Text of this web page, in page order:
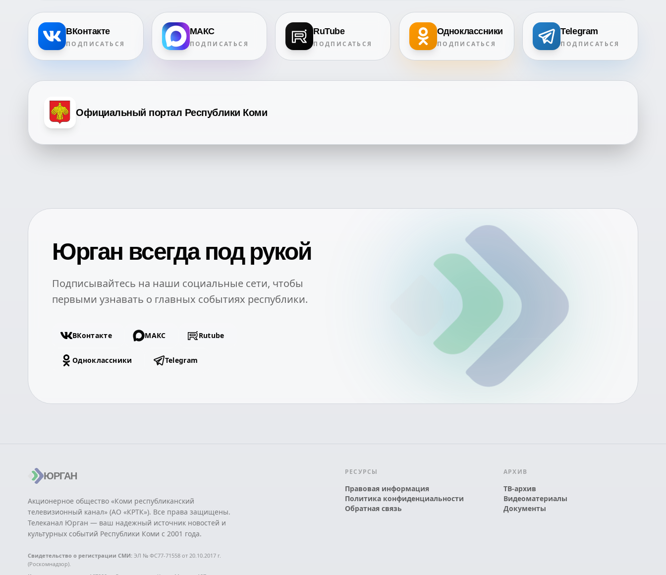
ВКонтакте
ПОДПИСАТЬСЯ
МАКС
ПОДПИСАТЬСЯ
RuTube
ПОДПИСАТЬСЯ
Одноклассники
ПОДПИСАТЬСЯ
Telegram
ПОДПИСАТЬСЯ
Официальный портал Республики Коми
Юрган всегда под рукой
Подписывайтесь на наши социальные сети, чтобы
первыми узнавать о главных событиях республики.
ВКонтакте МАКС Rutube
Одноклассники Telegram
ЮРГАН
Акционерное общество «Коми республиканский
телевизионный канал» (АО «КРТК»). Все права защищены.
Телеканал Юрган — ваш надежный источник новостей и
культурных событий Республики Коми с 2001 года.
Свидетельство о регистрации СМИ: ЭЛ № ФС77-71558 от 20.10.2017 г.
(Роскомнадзор).
РЕСУРСЫ
Правовая информация
Политика конфиденциальности
Обратная связь
АРХИВ
ТВ-архив
Видеоматериалы
Документы